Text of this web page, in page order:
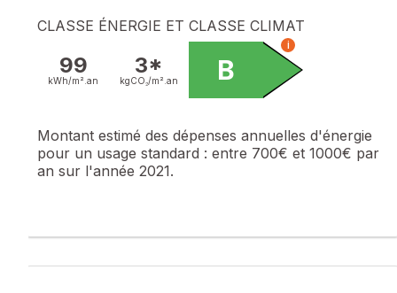
CLASSE ÉNERGIE ET CLASSE CLIMAT
99
kWh/m². an
3*
kgCO₂/m². an B
i
Montant estimé des dépenses annuelles d'énergie
pour un usage standard : entre 700€ et 1000€ par
an sur l'année 2021.